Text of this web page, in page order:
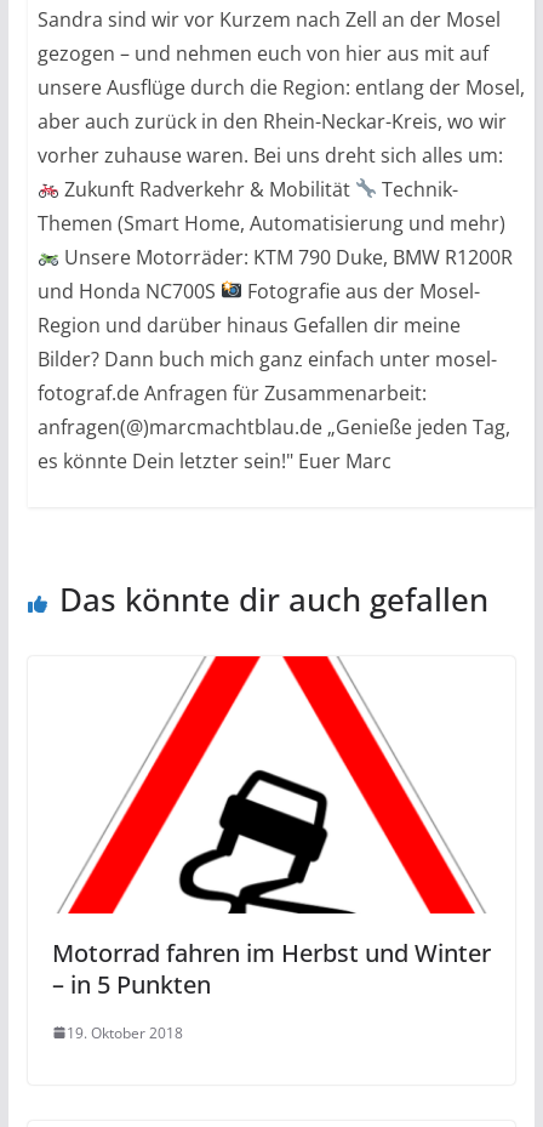
Sandra sind wir vor Kurzem nach Zell an der Mosel
gezogen – und nehmen euch von hier aus mit auf
unsere Ausflüge durch die Region: entlang der Mosel,
aber auch zurück in den Rhein-Neckar-Kreis, wo wir
vorher zuhause waren. Bei uns dreht sich alles um:
Zukunft Radverkehr & Mobilität
Technik-
Themen (Smart Home, Automatisierung und mehr)
Unsere Motorräder: KTM 790 Duke, BMW R1200R
und Honda NC700S
Fotografie aus der Mosel-
Region und darüber hinaus Gefallen dir meine
Bilder? Dann buch mich ganz einfach unter mosel-
fotograf.de Anfragen für Zusammenarbeit:
anfragen(@)marcmachtblau.de „Genieße jeden Tag,
es könnte Dein letzter sein!" Euer Marc
Das könnte dir auch gefallen
Motorrad fahren im Herbst und Winter
– in 5 Punkten
19. Oktober 2018